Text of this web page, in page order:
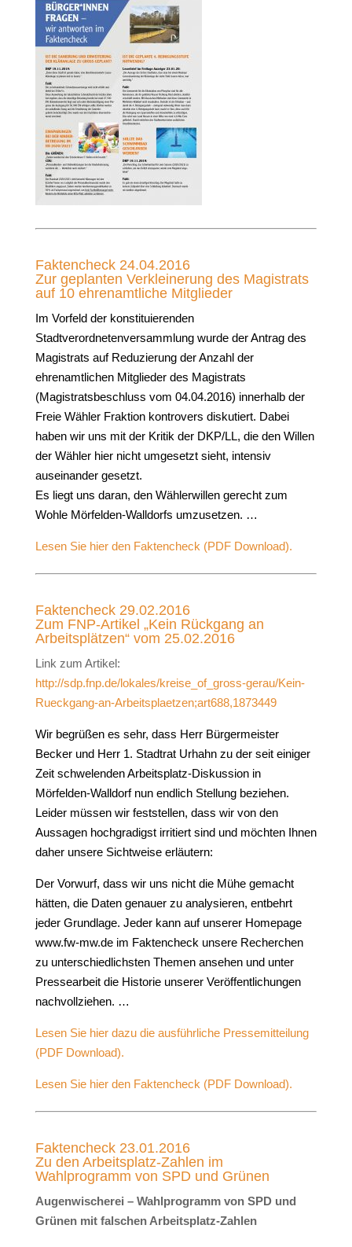
Faktencheck 24.04.2016
Zur geplanten Verkleinerung des Magistrats
auf 10 ehrenamtliche Mitglieder
Im Vorfeld der konstituierenden
Stadtverordnetenversammlung wurde der Antrag des
Magistrats auf Reduzierung der Anzahl der
ehrenamtlichen Mitglieder des Magistrats
(Magistratsbeschluss vom 04.04.2016) innerhalb der
Freie Wähler Fraktion kontrovers diskutiert. Dabei
haben wir uns mit der Kritik der DKP/LL, die den Willen
der Wähler hier nicht umgesetzt sieht, intensiv
auseinander gesetzt.
Es liegt uns daran, den Wählerwillen gerecht zum
Wohle Mörfelden-Walldorfs umzusetzen. …
Lesen Sie hier den Faktencheck (PDF Download).
Faktencheck 29.02.2016
Zum FNP-Artikel „Kein Rückgang an
Arbeitsplätzen“ vom 25.02.2016
Link zum Artikel:
http://sdp.fnp.de/lokales/kreise_of_gross-gerau/Kein-
Rueckgang-an-Arbeitsplaetzen;art688,1873449
Wir begrüßen es sehr, dass Herr Bürgermeister
Becker und Herr 1. Stadtrat Urhahn zu der seit einiger
Zeit schwelenden Arbeitsplatz-Diskussion in
Mörfelden-Walldorf nun endlich Stellung beziehen.
Leider müssen wir feststellen, dass wir von den
Aussagen hochgradigst irritiert sind und möchten Ihnen
daher unsere Sichtweise erläutern:
Der Vorwurf, dass wir uns nicht die Mühe gemacht
hätten, die Daten genauer zu analysieren, entbehrt
jeder Grundlage. Jeder kann auf unserer Homepage
www.fw-mw.de im Faktencheck unsere Recherchen
zu unterschiedlichsten Themen ansehen und unter
Pressearbeit die Historie unserer Veröffentlichungen
nachvollziehen. …
Lesen Sie hier dazu die ausführliche Pressemitteilung
(PDF Download).
Lesen Sie hier den Faktencheck (PDF Download).
Faktencheck 23.01.2016
Zu den Arbeitsplatz-Zahlen im
Wahlprogramm von SPD und Grünen
Augenwischerei – Wahlprogramm von SPD und
Grünen mit falschen Arbeitsplatz-Zahlen